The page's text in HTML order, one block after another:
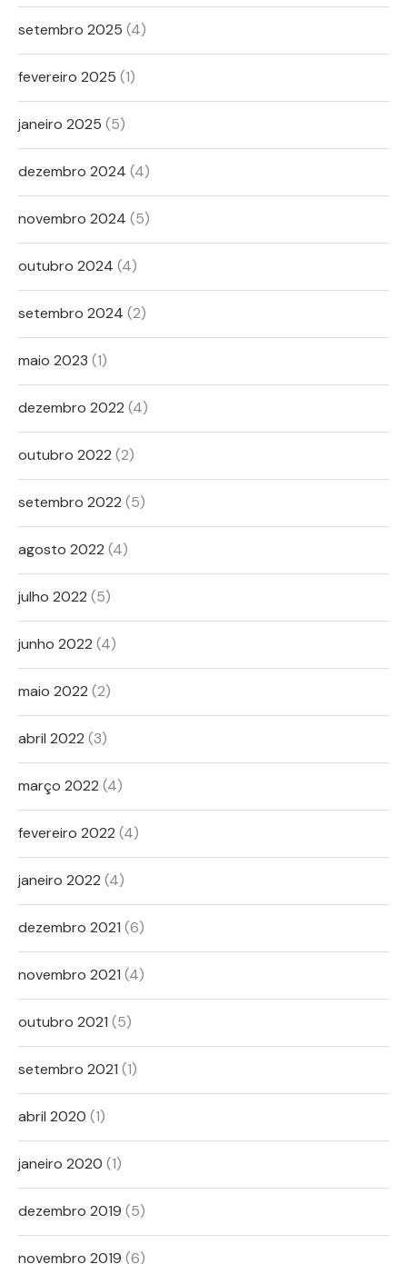
setembro 2025 (4)
fevereiro 2025 (1)
janeiro 2025 (5)
dezembro 2024 (4)
novembro 2024 (5)
outubro 2024 (4)
setembro 2024 (2)
maio 2023 (1)
dezembro 2022 (4)
outubro 2022 (2)
setembro 2022 (5)
agosto 2022 (4)
julho 2022 (5)
junho 2022 (4)
maio 2022 (2)
abril 2022 (3)
março 2022 (4)
fevereiro 2022 (4)
janeiro 2022 (4)
dezembro 2021 (6)
novembro 2021 (4)
outubro 2021 (5)
setembro 2021 (1)
abril 2020 (1)
janeiro 2020 (1)
dezembro 2019 (5)
novembro 2019 (6)